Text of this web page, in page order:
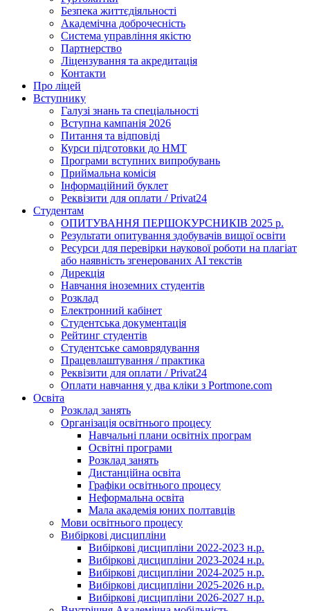
Безпека життєдіяльності
Академічна доброчесність
Система управління якістю
Партнерство
Ліцензування та акредитація
Контакти
Про ліцей
Вступнику
Галузі знань та спеціальності
Вступна кампанія 2026
Питання та відповіді
Курси підготовки до НМТ
Програми вступних випробувань
Приймальна комісія
Інформаційний буклет
Реквізити для оплати / Privat24
Студентам
ОПИТУВАННЯ ПЕРШОКУРСНИКІВ 2025 р.
Результати опитування здобувачів вищої освіти
Ресурси для перевірки наукової роботи на плагіат
або наявність згенерованих АІ текстів
Дирекція
Навчання іноземних студентів
Розклад
Електронний кабінет
Студентська документація
Рейтинг студентів
Студентське самоврядування
Працевлаштування / практика
Реквізити для оплати / Privat24
Оплати навчання у два кліки з Portmone.com
Освіта
Розклад занять
Організація освітнього процесу
Навчальні плани освітніх програм
Освітні програми
Розклад занять
Дистанційна освіта
Графіки освітнього процесу
Неформальна освіта
Мала академія юних полтавців
Мови освітнього процесу
Вибіркові дисципліни
Вибіркові дисципліни 2022-2023 н.р.
Вибіркові дисципліни 2023-2024 н.р.
Вибіркові дисципліни 2024-2025 н.р.
Вибіркові дисципліни 2025-2026 н.р.
Вибіркові дисципліни 2026-2027 н.р.